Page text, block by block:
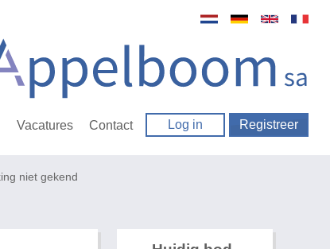
Vacatures Contact Log in Registreer
niet gekend